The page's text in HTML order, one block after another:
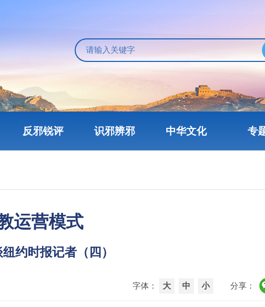
反邪锐评 识邪辨邪 中华文化 专
运营模式
约时报记者（四）
字体： 大 中 小 分享：